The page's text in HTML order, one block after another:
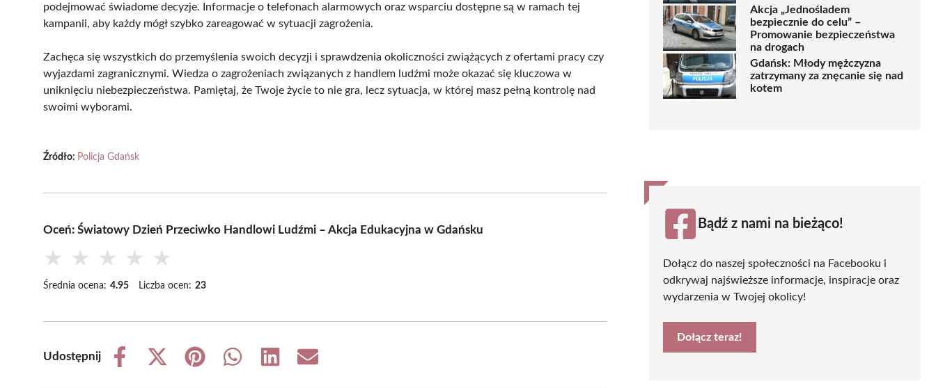
podejmować świadome decyzje. Informacje o telefonach alarmowych oraz wsparciu dostępne są w ramach tej
kampanii, aby każdy mógł szybko zareagować w sytuacji zagrożenia.
Zachęca się wszystkich do przemyślenia swoich decyzji i sprawdzenia okoliczności zwiążących z ofertami pracy czy
wyjazdami zagranicznymi. Wiedza o zagrożeniach związanych z handlem ludźmi może okazać się kluczowa w
uniknięciu niebezpieczeństwa. Pamiętaj, że Twoje życie to nie gra, lecz sytuacja, w której masz pełną kontrolę nad
swoimi wyborami.
Źródło: Policja Gdańsk
Oceń: Światowy Dzień Przeciwko Handlowi Ludźmi – Akcja Edukacyjna w Gdańsku
★ ★ ★ ★ ★
Średnia ocena: 4.95 Liczba ocen: 23
Udostępnij
Share
Share
Share
Share
Share
Share
Akcja „Jednośladem
bezpiecznie do celu” –
Promowanie bezpieczeństwa
na drogach
Gdańsk: Młody mężczyzna
zatrzymany za znęcanie się nad
kotem
Bądź z nami na bieżąco!
Dołącz do naszej społeczności na Facebooku i
odkrywaj najświeższe informacje, inspiracje oraz
wydarzenia w Twojej okolicy!
Dołącz teraz!